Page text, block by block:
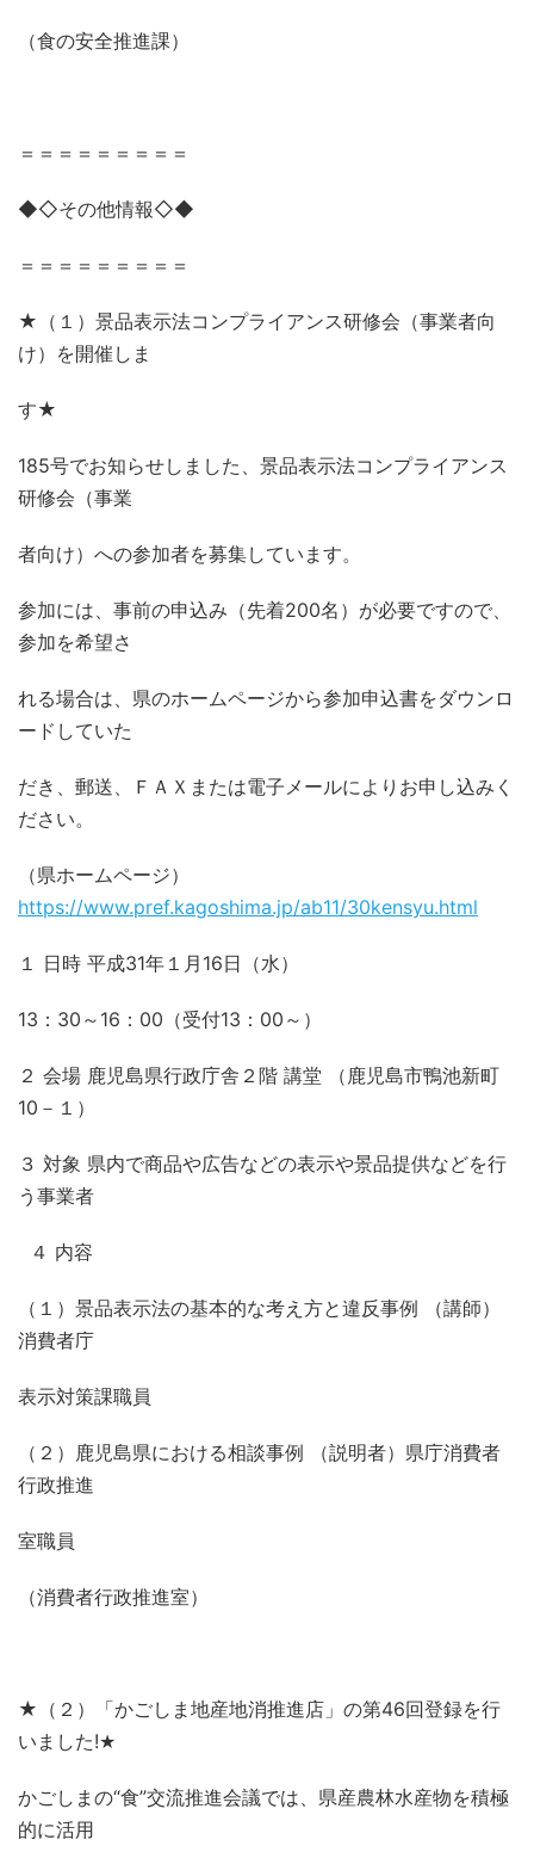
（食の安全推進課）
＝＝＝＝＝＝＝＝＝
◆◇その他情報◇◆
＝＝＝＝＝＝＝＝＝
★（１）景品表示法コンプライアンス研修会（事業者向
け）を開催しま
す★
185号でお知らせしました、景品表示法コンプライアンス
研修会（事業
者向け）への参加者を募集しています。
参加には、事前の申込み（先着200名）が必要ですので、
参加を希望さ
れる場合は、県のホームページから参加申込書をダウンロ
ードしていた
だき、郵送、ＦＡＸまたは電子メールによりお申し込みく
ださい。
（県ホームページ）
https://www.pref.kagoshima.jp/ab11/30kensyu.html
１ 日時 平成31年１月 16日（水）
13 ： 30 ～ 16 ： 00 （受付13 ： 00 ～）
２ 会場 鹿児島県行政庁舎２階 講堂 （鹿児島市鴨池新町
10 －１）
３ 対象 県内で商品や広告などの表示や景品提供などを行
う事業者
４ 内容
（１）景品表示法の基本的な考え方と違反事例 （講師）
消費者庁
表示対策課職員
（２）鹿児島県における相談事例 （説明者）県庁消費者
行政推進
室職員
（消費者行政推進室）
★（２）「かごしま地産地消推進店」の第46回登録を行
いました!★
かごしまの“食”交流推進会議では、県産農林水産物を積極
的に活用